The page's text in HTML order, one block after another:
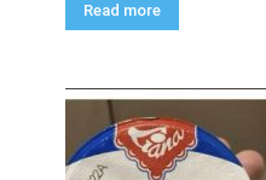
Read more